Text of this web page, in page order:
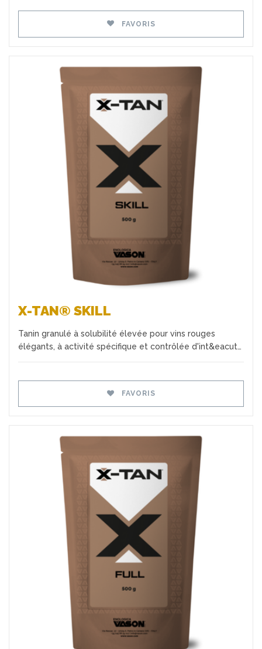
FAVORIS
X-TAN® SKILL
Tanin granulé à solubilité élevée pour vins rouges
élégants, à activité spécifique et contrôlée d'int&eacut…
FAVORIS